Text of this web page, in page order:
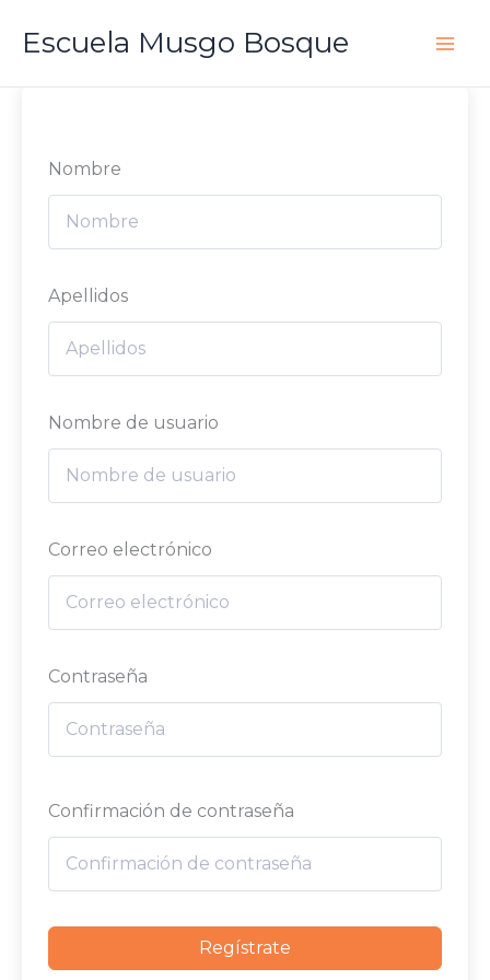
Escuela Musgo Bosque
Nombre
Apellidos
Nombre de usuario
Correo electrónico
Contraseña
Confirmación de contraseña
Regístrate